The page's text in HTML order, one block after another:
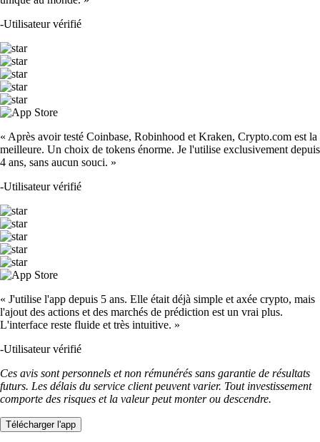
-Utilisateur vérifié
« Après avoir testé Coinbase, Robinhood et Kraken, Crypto.com est la
meilleure. Un choix de tokens énorme. Je l'utilise exclusivement depuis
4 ans, sans aucun souci. »
-Utilisateur vérifié
« J'utilise l'app depuis 5 ans. Elle était déjà simple et axée crypto, mais
l'ajout des actions et des marchés de prédiction est un vrai plus.
L'interface reste fluide et très intuitive. »
-Utilisateur vérifié
Ces avis sont personnels et non rémunérés sans garantie de résultats
futurs. Les délais du service client peuvent varier. Tout investissement
comporte des risques et la valeur peut monter ou descendre.
Télécharger l'app